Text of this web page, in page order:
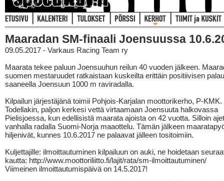
Maaradan SM-finaali Joensuussa
09.05.2017 - Varkaus Racing Team ry
Maarata tekee paluun Joensuuhun reilun 40 vuoden jälkeen.
suomen mestaruudet ratkaistaan kuskeilta erittäin positiivisen
saaneella Joensuun 1000 m raviradalla.
Kilpailun järjestäjänä toimii Pohjois-Karjalan moottorikerho, P-KMK.
Todellakin, paljon kerkesi vettä virtaamaan Joensuuta halkovassa
Pielisjoessa, kun edellisistä maarata ajoista on 42 vuotta. Silloin
vanhalla radalla Suomi-Norja maaottelu. Tämän jälkeen
hiljenivät, kunnes 10.6.2017 ne palaavat jälleen tositoimiin.
Kuljettajille: ilmoittautuminen kilpailuun on auki, ne hoidetaan
kautta: http://www.moottoriliitto.fi/lajit/rata/sm-ilmoittautuminen/
Viimeinen ilmoittautumispäivä on 14.5.2017!